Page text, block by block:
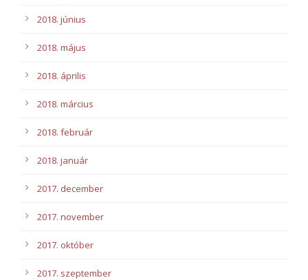
2018. június
2018. május
2018. április
2018. március
2018. február
2018. január
2017. december
2017. november
2017. október
2017. szeptember